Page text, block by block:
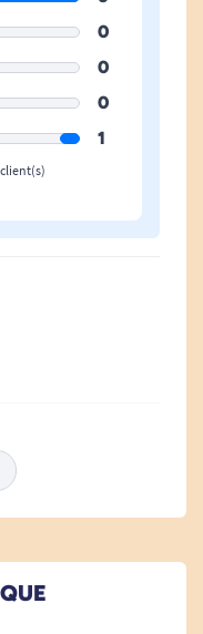
cm
150 cm
.
à apaiser les
0
0
0
1